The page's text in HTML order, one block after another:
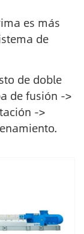
es más
de
de doble
de fusión ->
->